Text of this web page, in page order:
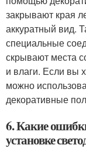
закрывают края
аккуратный вид.
специальные
скрывают места
и влаги. Если вы
можно
декоративные
6. Какие
установке